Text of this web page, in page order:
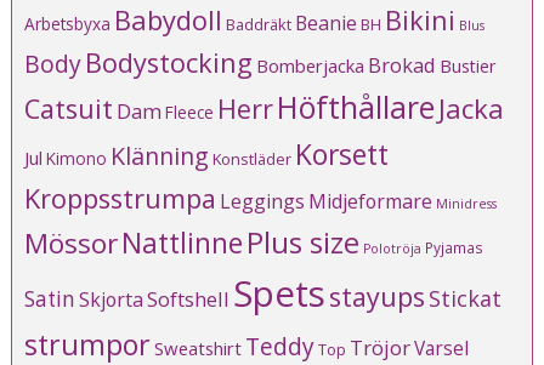
Arbetsbyxa Babydoll Baddräkt Beanie BH Bikini Blus
BodyBodystocking Bomberjacka Brokad Bustier
Catsuit Dam Fleece HerrHöfthållare Jacka
Jul Kimono Klänning Konstläder Korsett
Kroppsstrumpa Leggings Midjeformare Minidress
MössorNattlinnePlus size Polotröja Pyjamas
SatinSkjortaSoftshell Spetsstayups Stickat
strumporSweatshirt TeddyTop TröjorVarsel